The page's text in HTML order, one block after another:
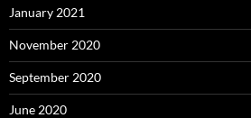
January 2021
November 2020
September 2020
June 2020